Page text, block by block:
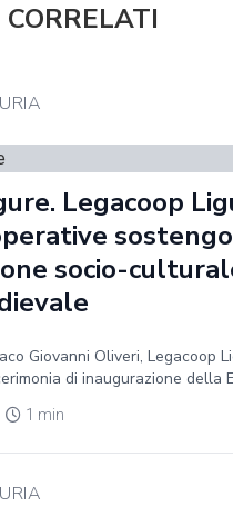
Legacoop
socio-
Giovanni Oliveri, Legacoop
di inaugurazione della
1 min